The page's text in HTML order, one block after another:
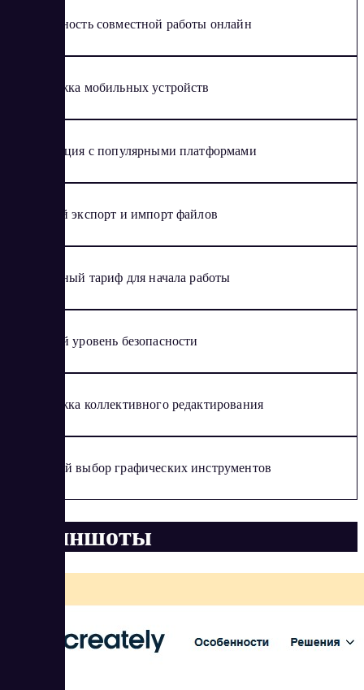
Возможность совместной работы онлайн
Поддержка мобильных устройств
Интеграция с популярными платформами
Быстрый экспорт и импорт файлов
Бесплатный тариф для начала работы
Высокий уровень безопасности
Поддержка коллективного редактирования
Широкий выбор графических инструментов
Скриншоты